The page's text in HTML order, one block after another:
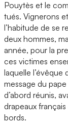
Pouytès et le
tués. Vignerons
l’habitude de se
deux hommes,
année, pour la
ces victimes
laquelle l’évêque
message du
d’abord réunis,
drapeaux
bords.